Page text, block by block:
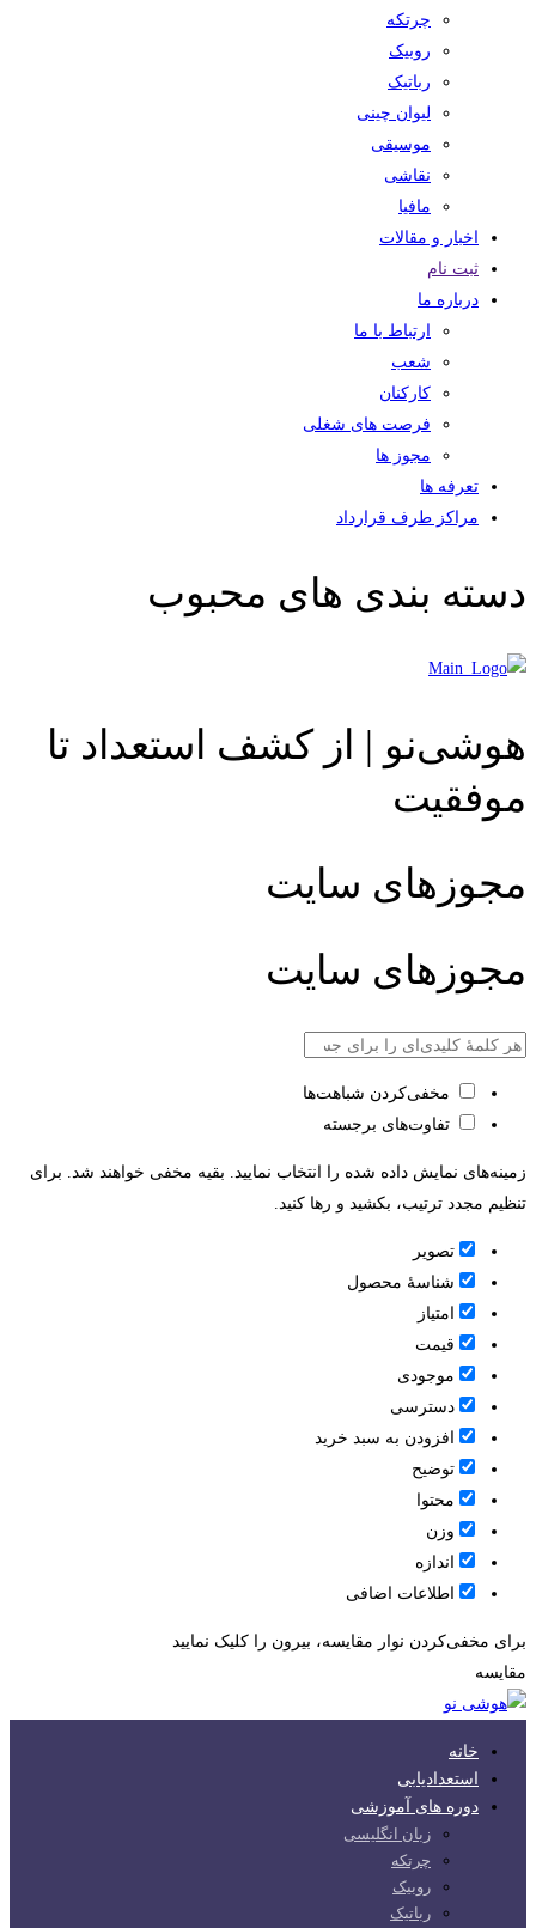
چرتکه
روبیک
رباتیک
لیوان چینی
موسیقی
نقاشی
مافیا
اخبار و مقالات
ثبت نام
درباره ما
ارتباط با ما
شعب
کارکنان
فرصت های شغلی
مجوز ها
تعرفه ها
مراکز طرف قرارداد
دسته بندی های محبوب
هوشی‌نو | از کشف استعداد تا
موفقیت
مجوزهای سایت
مجوزهای سایت
مخفی‌کردن شباهت‌ها
تفاوت‌های برجسته
زمینه‌های نمایش داده شده را انتخاب نمایید. بقیه مخفی خواهند شد. برای
تنظیم مجدد ترتیب، بکشید و رها کنید.
تصویر
شناسۀ محصول
امتیاز
قيمت
موجودی
دسترسی
افزودن به سبد خرید
توضیح
محتوا
وزن
اندازه
اطلاعات اضافی
برای مخفی‌کردن نوار مقایسه، بیرون را کلیک نمایید
مقایسه
خانه
استعدادیابی
دوره های آموزشی
زبان انگلیسی
چرتکه
روبیک
رباتیک